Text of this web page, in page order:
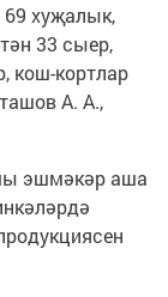
хуҗалык,
33 сыер,
кош-кортлар
А. А.,
эшмәкәр аша